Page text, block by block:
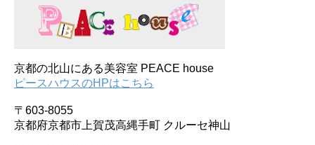
京都の北山にある美容室 PEACE house
ピースハウスのHPはこちら
〒603-8055
京都府京都市上賀茂高縄手町 クルーセ神山